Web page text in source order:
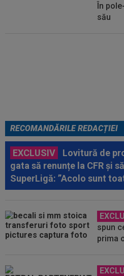
În
său
RECOMANDĂRILE REDACȚIEI
EXCLUSIV
Lovitură de
gata să renunțe la CFR și
SuperLigă: ”Acolo sunt
spun
prima